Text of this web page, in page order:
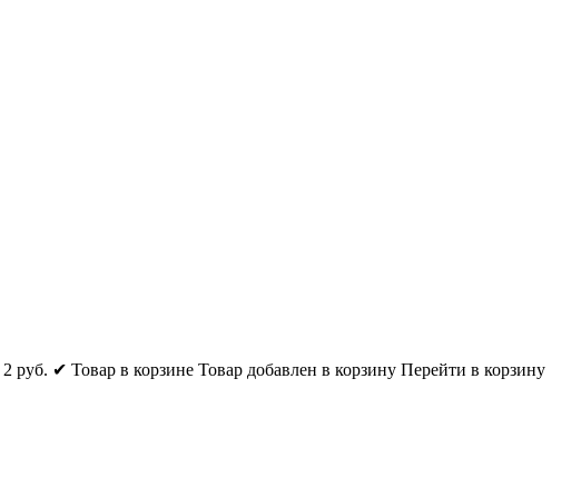
2 руб. ✔ Товар в корзине Товар добавлен в корзину Перейти в корзину